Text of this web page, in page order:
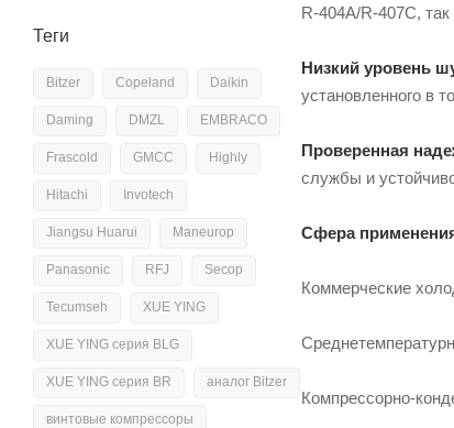
R-404A/R-407C,
Низкий уровень
установленного в
Проверенная
службы и
Сфера
Коммерческие
Компрессорно-
Теги
Bitzer Copeland Daikin
Daming DMZL EMBRACO
Frascold GMCC Highly
Hitachi Invotech
Jiangsu Huarui Maneurop
Panasonic RFJ Secop
Tecumseh XUE YING
XUE YING серия BLG
XUE YING серия BR аналог Bitzer
винтовые компрессоры